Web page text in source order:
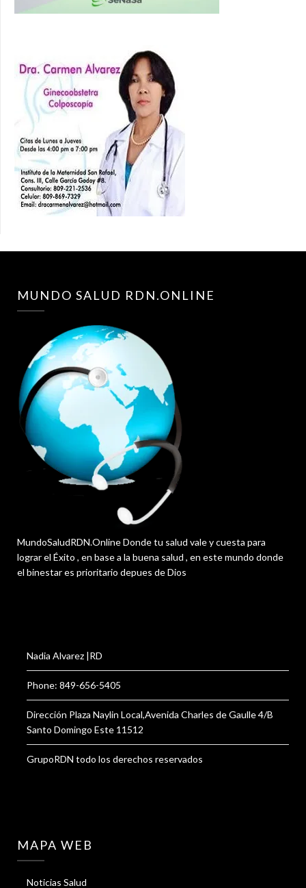
MUNDO SALUD RDN.ONLINE
MundoSaludRDN.Online Donde tu salud vale y cuesta para
lograr el Éxito , en base a la buena salud , en este mundo donde
el binestar es prioritario depues de Dios
Nadia Alvarez |RD
Phone: 849-656-5405
Dirección Plaza Naylin Local,Avenida Charles de Gaulle 4/B
Santo Domingo Este 11512
GrupoRDN todo los derechos reservados
MAPA WEB
Noticias Salud